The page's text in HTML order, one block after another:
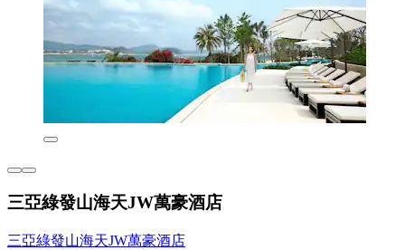
三亞綠發山海天JW萬豪酒店
三亞綠發山海天JW萬豪酒店